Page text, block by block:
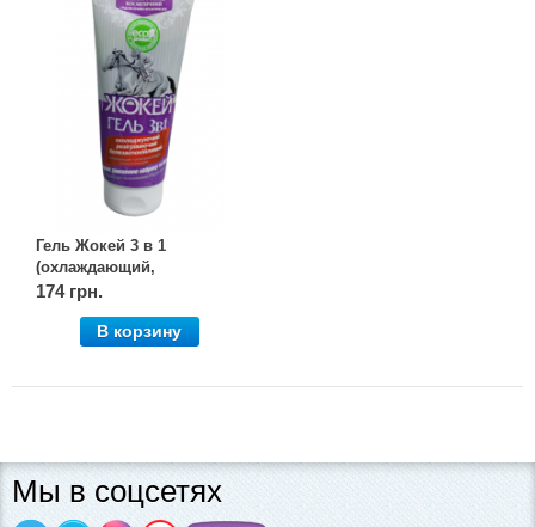
Гель Жокей 3 в 1
(охлаждающий,
разогревающий,
OLKAR. (Олкар)
174 грн.
В корзину
Мы в соцсетях